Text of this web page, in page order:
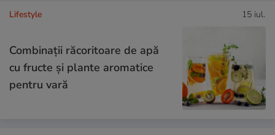
Lifestyle 15 iul.
Combinaţii răcoritoare de apă
cu fructe şi plante aromatice
pentru vară